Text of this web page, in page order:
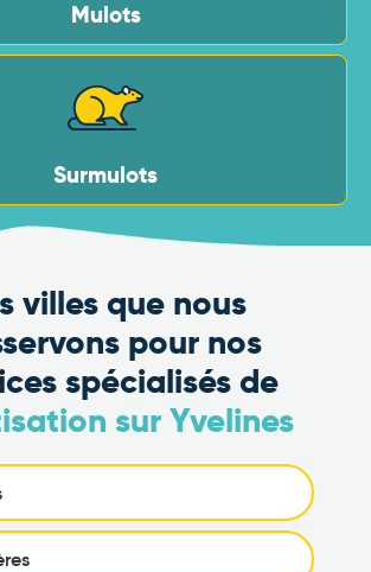
Mulots
Surmulots
villes que nous
pour nos
spécialisés de
sur Yvelines